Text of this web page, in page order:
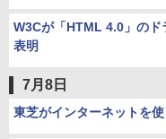
W3Cが「HTML 4.0」の
表明
7月8日
東芝がインターネットを